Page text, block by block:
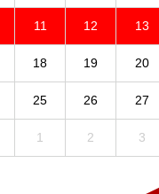
11 12 13
18 19 20
25 26 27
1 2 3